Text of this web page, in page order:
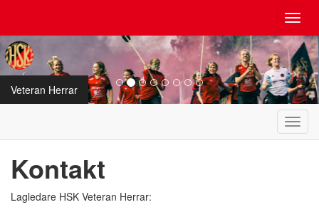
Veteran Herrar
Kontakt
Lagledare HSK Veteran Herrar: